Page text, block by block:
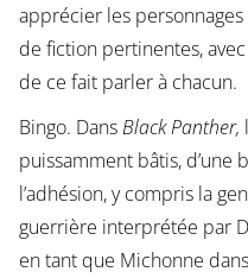
apprécier les personnages
de fiction pertinentes,
de ce fait parler à chacun.
Bingo. DansBlack Panther,
puissamment bâtis, d’une
l’adhésion, y compris la
guerrière interprétée par
en tant que Michonne dans